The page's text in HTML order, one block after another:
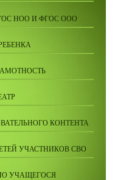
НОО И ФГОС ООО
КОНТЕНТА
УЧАСТНИКОВ СВО
УЧАЩЕГОСЯ